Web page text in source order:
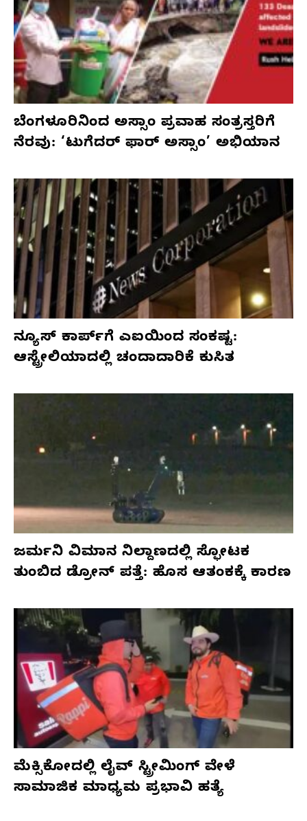
ಬೆಂಗಳೂರಿನಿಂದ ಅಸ್ಸಾಂ ಪ್ರವಾಹ ಸಂತ್ರಸ್ತರಿಗೆ
ನೆರವು: ‘ಟುಗೆದರ್ ಫಾರ್ ಅಸ್ಸಾಂ’ ಅಭಿಯಾನ
ನ್ಯೂಸ್ ಕಾರ್ಪ್‌ಗೆ ಎಐಯಿಂದ ಸಂಕಷ್ಟ:
ಆಸ್ಟ್ರೇಲಿಯಾದಲ್ಲಿ ಚಂದಾದಾರಿಕೆ ಕುಸಿತ
ಜರ್ಮನಿ ವಿಮಾನ ನಿಲ್ದಾಣದಲ್ಲಿ ಸ್ಫೋಟಕ
ತುಂಬಿದ ಡ್ರೋನ್ ಪತ್ತೆ: ಹೊಸ ಆತಂಕಕ್ಕೆ ಕಾರಣ
ಮೆಕ್ಸಿಕೋದಲ್ಲಿ ಲೈವ್ ಸ್ಟ್ರೀಮಿಂಗ್ ವೇಳೆ
ಸಾಮಾಜಿಕ ಮಾಧ್ಯಮ ಪ್ರಭಾವಿ ಹತ್ಯೆ